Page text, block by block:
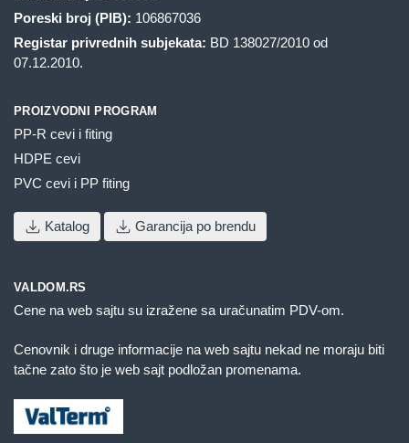
Poreski broj (PIB): 106867036
Registar privrednih subjekata: BD 138027/2010 od
07.12.2010.
PROIZVODNI PROGRAM
PP-R cevi i fiting
HDPE cevi
PVC cevi i PP fiting
Katalog Garancija po brendu
VALDOM.RS
Cene na web sajtu su izražene sa uračunatim PDV-om.
Cenovnik i druge informacije na web sajtu nekad ne moraju biti
tačne zato što je web sajt podložan promenama.